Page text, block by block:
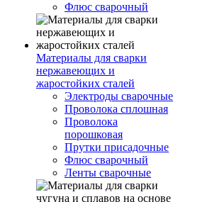
Флюс сварочный
Материалы для сварки
нержавеющих и
жаростойких сталей
Электроды сварочные
Проволока сплошная
Проволока
порошковая
Прутки присадочные
Флюс сварочный
Ленты сварочные